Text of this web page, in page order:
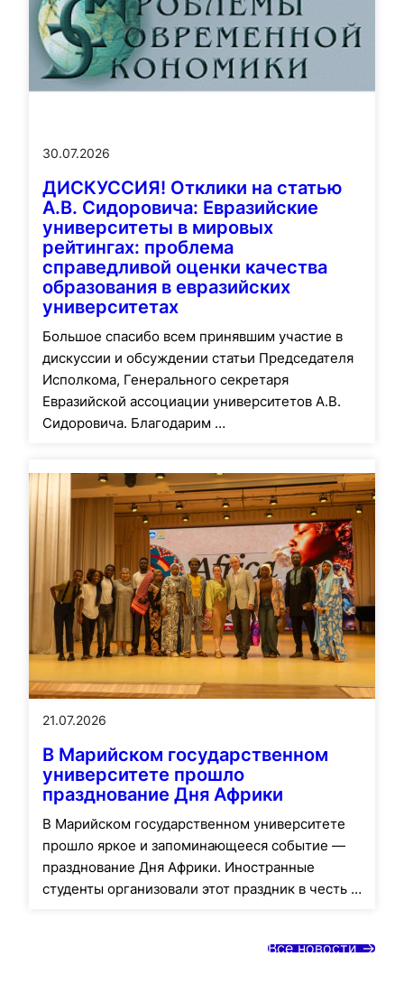
30.07.2026
ДИСКУССИЯ! Отклики на статью
А.В. Сидоровича: Евразийские
университеты в мировых
рейтингах: проблема
справедливой оценки качества
образования в евразийских
университетах
Большое спасибо всем принявшим участие в
дискуссии и обсуждении статьи Председателя
Исполкома, Генерального секретаря
Евразийской ассоциации университетов А.В.
Сидоровича. Благодарим …
21.07.2026
В Марийском государственном
университете прошло
празднование Дня Африки
В Марийском государственном университете
прошло яркое и запоминающееся событие —
празднование Дня Африки. Иностранные
студенты организовали этот праздник в честь …
Все новости ->